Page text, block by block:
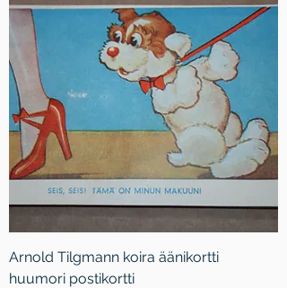
Arnold Tilgmann koira äänikortti
huumori postikortti